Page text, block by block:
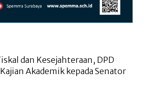
dan Kesejahteraan, DPD
Akademik kepada Senator